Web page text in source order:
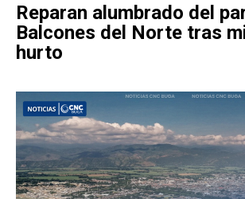
Reparan alumbrado del
Balcones del Norte tras
hurto